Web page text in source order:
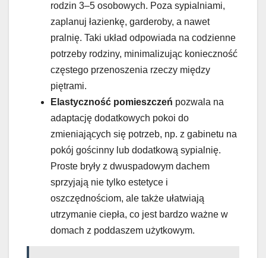
rodzin 3–5 osobowych. Poza sypialniami,
zaplanuj łazienkę, garderoby, a nawet
pralnię. Taki układ odpowiada na codzienne
potrzeby rodziny, minimalizując konieczność
częstego przenoszenia rzeczy między
piętrami.
Elastyczność pomieszczeń pozwala na
adaptację dodatkowych pokoi do
zmieniających się potrzeb, np. z gabinetu na
pokój gościnny lub dodatkową sypialnię.
Proste bryły z dwuspadowym dachem
sprzyjają nie tylko estetyce i
oszczędnościom, ale także ułatwiają
utrzymanie ciepła, co jest bardzo ważne w
domach z poddaszem użytkowym.